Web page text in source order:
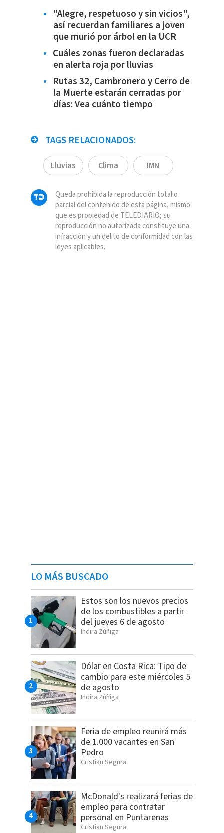
"Alegre, respetuoso y sin vicios",
así recuerdan familiares a joven
que murió por árbol en la UCR
Cuáles zonas fueron declaradas
en alerta roja por lluvias
Rutas 32, Cambronero y Cerro de
la Muerte estarán cerradas por
días: Vea cuánto tiempo
TAGS RELACIONADOS:
Lluvias Clima IMN
Queda prohibida la reproducción total o
parcial del contenido de esta página, mismo
que es propiedad de TELEDIARIO; su
reproducción no autorizada constituye una
infracción y un delito de conformidad con las
leyes aplicables.
LO MÁS BUSCADO
Estos son los nuevos precios
de los combustibles a partir
del jueves 6 de agosto
Indira Zúñiga
Dólar en Costa Rica: Tipo de
cambio para este miércoles 5
de agosto
Indira Zúñiga
Feria de empleo reunirá más
de 1.000 vacantes en San
Pedro
Cristian Segura
McDonald's realizará ferias de
empleo para contratar
personal en Puntarenas
Cristian Segura